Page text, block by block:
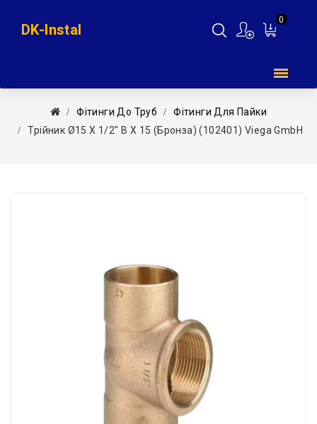
0
DK-Instal
Фітинги До Труб
Фітинги Для Пайки
Трійник Ø15 Х 1/2″ В Х 15 (бронза) (102401) Viega GmbH